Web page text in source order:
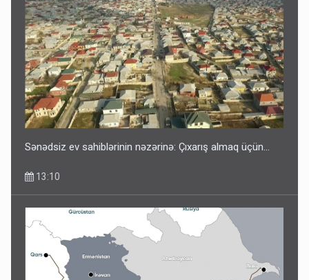
Sənədsiz ev sahiblərinin nəzərinə: Çıxarış almaq üçün...
13:10